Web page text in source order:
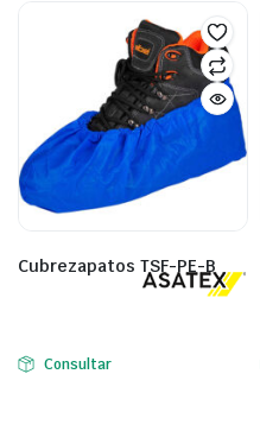
Cubrezapatos TSF-PE-B
Consultar